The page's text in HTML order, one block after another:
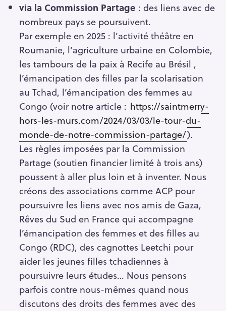
via la Commission Partage : des liens avec de
nombreux pays se poursuivent.
Par exemple en 2025 : l’activité théâtre en
Roumanie, l’agriculture urbaine en Colombie,
les tambours de la paix à Recife au Brésil ,
l’émancipation des filles par la scolarisation
au Tchad, l’émancipation des femmes au
Congo (voir notre article : https://saintmerry-
hors-les-murs.com/2024/03/03/le-tour-du-
monde-de-notre-commission-partage/).
Les règles imposées par la Commission
Partage (soutien financier limité à trois ans)
poussent à aller plus loin et à inventer. Nous
créons des associations comme ACP pour
poursuivre les liens avec nos amis de Gaza,
Rêves du Sud en France qui accompagne
l’émancipation des femmes et des filles au
Congo (RDC), des cagnottes Leetchi pour
aider les jeunes filles tchadiennes à
poursuivre leurs études… Nous pensons
parfois contre nous-mêmes quand nous
discutons des droits des femmes avec des